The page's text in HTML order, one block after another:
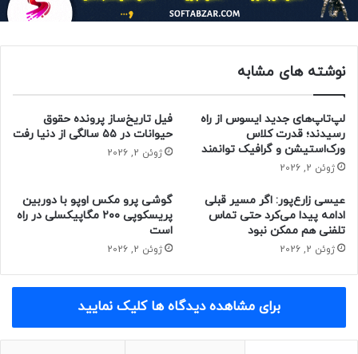
مادر بود؟ ناجا ریسلند، متخصص روان‌شناسی رشد در دانشگاه
اگر از تعریف «فریاد نامفهوم و بلند یا
جیغی که بیانگر عواطف یا احساسات
قوی است»، استفاده کنید، قطعا
می‌توانید بگویید که کودکان در رحم
گریه نمی‌کنند.
به‌عبارت‌دیگر، در کیسه آمنیوتیک پر از مایع، جنین‌ نمی‌تواند
نفس‌های بزرگی بکشد و ریه‌ها خود را پر کند و هوا را در تارهای
نوشته های مشابه
لپ‌تاپ‌های جدید ایسوس از راه
رسیدند؛ قدرت کلاس
ورک‌استیشن و گرافیک توانمند
ژوئن 2, 2026
فیل تاریخ‌ساز پرونده حقوق
حیوانات در ۵۵ سالگی از دنیا رفت
ژوئن 2, 2026
عیسی زارع‌پور: اگر مسیر قبلی
ادامه پیدا می‌کرد حتی تماس
تلفنی هم ممکن نبود
ژوئن 2, 2026
گوشی پرو مکس اوپو با دوربین
پریسکوپی ۲۰۰ مگاپیکسلی در راه
است
ژوئن 2, 2026
برای مشاهده دیدگاه ها کلیک نمایید